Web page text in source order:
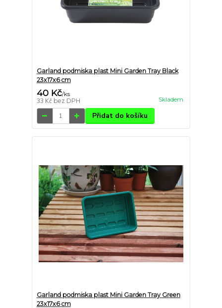
Garland podmiska plast Mini Garden Tray Black
23x17x6 cm
40 Kč/ks
33 Kč bez DPH Skladem
Přidat do košíku
Garland podmiska plast Mini Garden Tray Green
23x17x6 cm